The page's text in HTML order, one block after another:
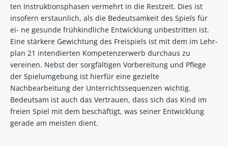
ten Instruktionsphasen vermehrt in die Restzeit. Dies ist
insofern erstaunlich, als die Bedeutsamkeit des Spiels für
ei- ne gesunde frühkindliche Entwicklung unbestritten ist.
Eine stärkere Gewichtung des Freispiels ist mit dem im Lehr-
plan 21 intendierten Kompetenzerwerb durchaus zu
vereinen. Nebst der sorgfältigen Vorbereitung und Pflege
der Spielumgebung ist hierfür eine gezielte
Nachbearbeitung der Unterrichtssequenzen wichtig.
Bedeutsam ist auch das Vertrauen, dass sich das Kind im
freien Spiel mit dem beschäftigt, was seiner Entwicklung
gerade am meisten dient.